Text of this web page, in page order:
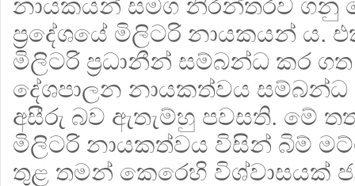
නායකයන් සමග නිරන්තරව ගනු
ප්‍රදේශයේ මිලිටරි නායකයන් ය.
මිලිටරි ප්‍රධානීන් සම්බන්ධ කර ගත
දේශපාලන නායකත්වය සම්බන්ධ
අසීරු බව ඇතැම්හු පවසති. මේ
මිලිටරි නායකත්වය විසින් බිම්
තුළ තමන් කෙරෙහි විශ්වාසයක්